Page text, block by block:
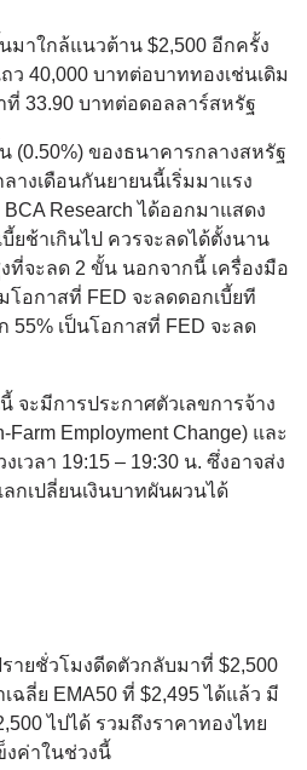
าใกล้แนวต้าน $2,500 อีกครั้ง
ว 40,000 บาทต่อบาททองเช่นเดิม
ที่ 33.90 บาทต่อดอลลาร์สหรัฐ
(0.50%) ของธนาคารกลางสหรัฐ
างเดือนกันยายนนี้เริ่มมาแรง
Research ได้ออกมาแสดง
ยช้าเกินไป ควรจะลดได้ตั้งนาน
ที่จะลด 2 ขั้น นอกจากนี้ เครื่องมือ
โอกาสที่ FED จะลดดอกเบี้ยที
55% เป็นโอกาสที่ FED จะลด
จะมีการประกาศตัวเลขการจ้าง
Employment Change) และ
วลา 19:15 – 19:30 น. ซึ่งอาจส่ง
กเปลี่ยนเงินบาทผันผวนได้
ายชั่วโมงดีดตัวกลับมาที่ $2,500
ฉลี่ย EMA50 ที่ $2,495 ได้แล้ว มี
ไปได้ รวมถึงราคาทองไทย
งค่าในช่วงนี้